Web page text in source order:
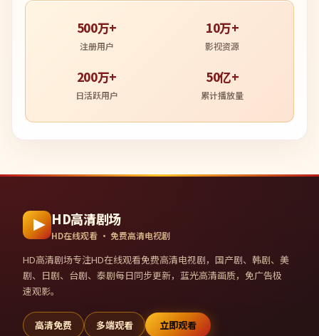
500万+
注册用户
10万+
影视资源
200万+
日活跃用户
50亿+
累计播放量
HD高清剧场
HD在线观看 · 免费高清电视剧
HD高清剧场专注HD在线观看免费高清电视剧，国产剧、韩剧、美
剧、日剧、台剧、泰剧每日同步更新，蓝光高清画质，免广告极
速观影。
高清免费 多端观看 立即观看